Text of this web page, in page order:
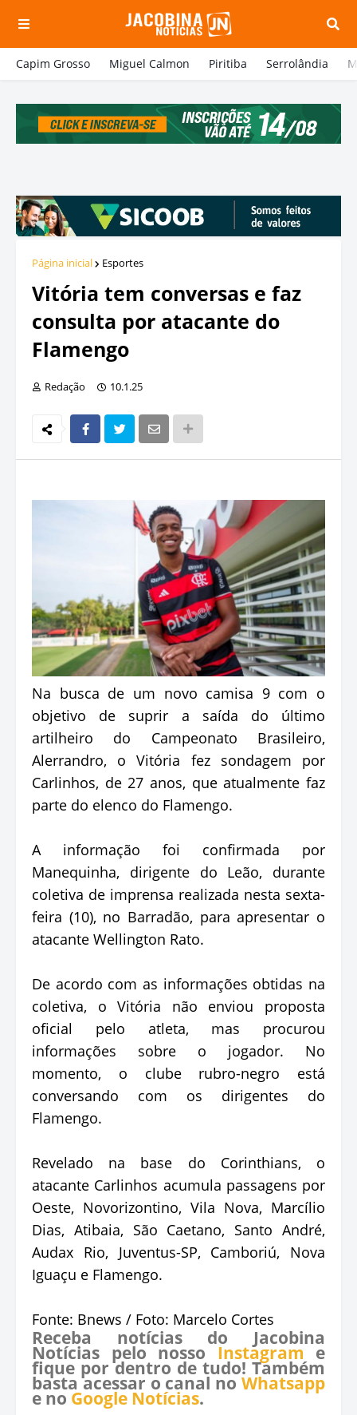
Capim Grosso Miguel Calmon Piritiba Serrolândia
Página inicial Esportes
Vitória tem conversas e faz
consulta por atacante do
Flamengo
Redação 10.1.25
Na busca de um novo camisa 9 com o
objetivo de suprir a saída do último
artilheiro do Campeonato Brasileiro,
Alerrandro, o Vitória fez sondagem por
Carlinhos, de 27 anos, que atualmente faz
parte do elenco do Flamengo.
A informação foi confirmada por
Manequinha, dirigente do Leão, durante
coletiva de imprensa realizada nesta sexta-
feira (10), no Barradão, para apresentar o
atacante Wellington Rato.
De acordo com as informações obtidas na
coletiva, o Vitória não enviou proposta
oficial pelo atleta, mas procurou
informações sobre o jogador. No
momento, o clube rubro-negro está
conversando com os dirigentes do
Flamengo.
Revelado na base do Corinthians, o
atacante Carlinhos acumula passagens por
Oeste, Novorizontino, Vila Nova, Marcílio
Dias, Atibaia, São Caetano, Santo André,
Audax Rio, Juventus-SP, Camboriú, Nova
Iguaçu e Flamengo.
Fonte: Bnews / Foto: Marcelo Cortes
Receba notícias do Jacobina
Notícias pelo nosso Instagram e
fique por dentro de tudo! Também
basta acessar o canal no Whatsapp
e no Google Notícias.